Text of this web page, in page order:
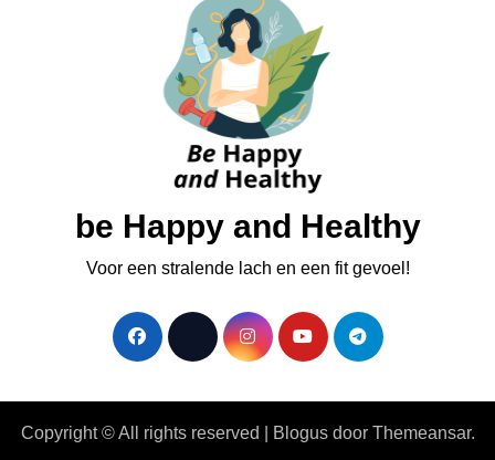
be Happy and Healthy
Voor een stralende lach en een fit gevoel!
Copyright © All rights reserved Blogusdoor Themeansar.